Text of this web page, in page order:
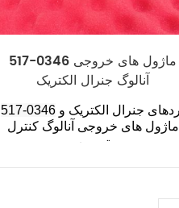
517-0346 ماژول های خروجی
آنالوگ جنرال الکتریک
517-0346
ماژول های خروجی آنالوگ کنترل
توربین